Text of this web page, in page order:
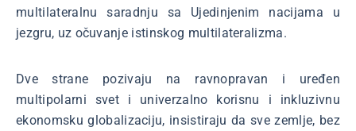
multilateralnu saradnju sa Ujedinjenim nacijama u
jezgru, uz očuvanje istinskog multilateralizma.
Dve strane pozivaju na ravnopravan i uređen
multipolarni svet i univerzalno korisnu i inkluzivnu
ekonomsku globalizaciju, insistiraju da sve zemlje, bez